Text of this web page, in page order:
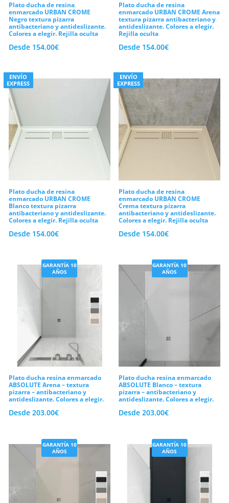
Por consiguiente, se mitiga por completo
el riesgo de resbalones imprevistos en la
vivienda, disfrutando de una superficie de
agradable bajo los pies. Asimismo, la
ausencia total de porosidades en el
compuesto impide que la cal, los restos
de jabón o las bacterias queden
incrustados en las uniones del marco,
agilizando las tareas de limpieza rutinaria
con un mantenimiento cómodo y rápido.
En consecuencia, y como sello
indiscutible de nuestra alta calidad
premium, respaldamos cadaplatos de
ducha enmarcados
con una cobertura
excepcional de 10 años de garantía. En
espacio configurando tus medidas ideales
hoy mismo y al mejor precio del mercado.
¡Eleva la seguridad de tu hogar con estilo!
Plato ducha de resina
enmarcado URBAN CROME
Negro textura pizarra
antibacteriano y antideslizante.
Colores a elegir. Rejilla oculta
Desde 154.00€
Plato ducha de resina
enmarcado URBAN CROME Arena
textura pizarra antibacteriano y
antideslizante. Colores a elegir.
Rejilla oculta
Desde 154.00€
ENVÍO
EXPRESS
Plato ducha de resina
enmarcado URBAN CROME
Blanco textura pizarra
antibacteriano y antideslizante.
Colores a elegir. Rejilla oculta
Desde 154.00€
ENVÍO
EXPRESS
Plato ducha de resina
enmarcado URBAN CROME
Crema textura pizarra
antibacteriano y antideslizante.
Colores a elegir. Rejilla oculta
Desde 154.00€
GARANTÍA 10
AÑOS
Plato ducha resina enmarcado
ABSOLUTE Arena – textura
pizarra – antibacteriano y
antideslizante. Colores a elegir.
Desde 203.00€
GARANTÍA 10
AÑOS
Plato ducha resina enmarcado
ABSOLUTE Blanco – textura
pizarra – antibacteriano y
antideslizante. Colores a elegir.
Desde203.00€
GARANTÍA 10
AÑOS
GARANTÍA 10
AÑOS